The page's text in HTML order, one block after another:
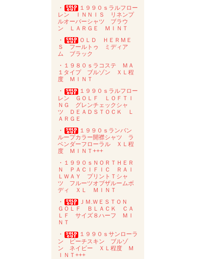
・
１９９０ｓラルフロー
レン ＩＮＮＩＳ リネンプ
ルオーバーシャツ ブラウ
ン ＬＡＲＧＥ ＭＩＮＴ
・
ＯＬＤ ＨＥＲＭＥ
Ｓ フールトゥ ミディア
ム ブラック
・１９８０ｓラコステ ＭＡ
１タイプ ブルゾン ＸＬ程
度 ＭＩＮＴ
・
１９９０ｓラルフロー
レン ＧＯＬＦ ＬＯＦＴＩ
ＮＧ グレンチェックシャ
ツ ＤＥＡＤＳＴＯＣＫ Ｌ
ＡＲＧＥ
・
１９９０ｓランバン
ループカラー開襟シャツ ラ
ベンダーフローラル ＸＬ程
度 ＭＩＮＴ+++
・１９９０ｓＮＯＲＴＨＥＲ
Ｎ ＰＡＣＩＦＩＣ ＲＡＩ
ＬＷＡＹ プリントＴシャ
ツ フルーツオブザルームボ
ディ ＸＬ ＭＩＮＴ
・
ＪＭ.ＷＥＳＴＯＮ
ＧＯＬＦ ＢＬＡＣＫ ＣＡ
ＬＦ サイズ８ハーフ ＭＩ
ＮＴ
・
１９９０ｓサンローラ
ン ピーチスキン ブルゾ
ン ネイビー ＸＬ程度 Ｍ
ＩＮＴ+++